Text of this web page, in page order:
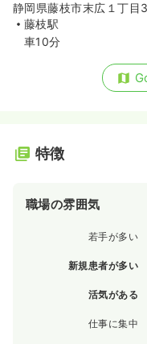
静岡県藤枝市末広１丁目
藤枝駅
車10分
特徴
職場の雰囲気
若手が多い
新規患者が多い
活気がある
仕事に集中